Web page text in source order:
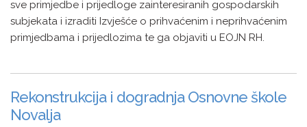
sve primjedbe i prijedloge zainteresiranih gospodarskih
subjekata i izraditi Izvješće o prihvaćenim i neprihvaćenim
primjedbama i prijedlozima te ga objaviti u EOJN RH.
Rekonstrukcija i dogradnja Osnovne škole
Novalja